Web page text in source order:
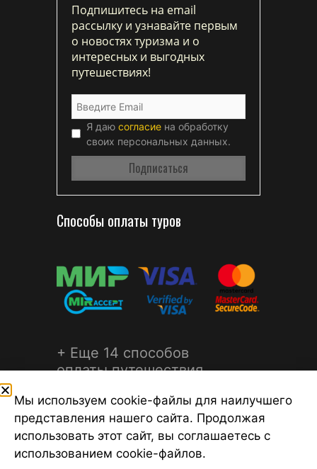
Подпишитесь на email
рассылку и узнавайте первым
о новостях туризма и о
интересных и выгодных
путешествиях!
Я даю согласие на обработку
своих персональных данных.
Способы оплаты туров
+ Еще 14 способов
оплаты путешествия
©2026 Турагентство Турсфера - Поиск туров от надежных
Мы используем cookie-файлы для наилучшего
представления нашего сайта. Продолжая
использовать этот сайт, вы соглашаетесь с
использованием cookie-файлов.